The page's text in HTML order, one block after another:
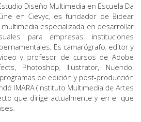
Diseño Multimedia en Escuela Da
en Cievyc, es fundador de Bidear
especializada en desarrollar
para empresas, instituciones
Es camarógrafo, editor y
y profesor de cursos de Adobe
Photoshop, Illustrator, Nuendo,
de edición y post-producción
IMARA (Instituto Multimedia de Artes
que dirige actualmente y en el que